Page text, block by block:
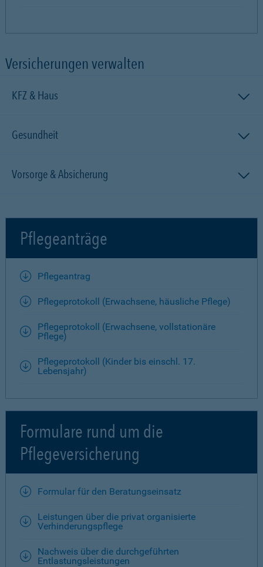
Versicherungen verwalten
KFZ & Haus
Gesundheit
Vorsorge & Absicherung
Pflegeanträge
Pflegeantrag
Pflegeprotokoll (Erwachsene, häusliche Pflege)
Pflegeprotokoll (Erwachsene, vollstationäre
Pflege)
Pflegeprotokoll (Kinder bis einschl. 17.
Lebensjahr)
Formulare rund um die
Pflegeversicherung
Formular für den Beratungseinsatz
Leistungen über die privat organisierte
Verhinderungspflege
Nachweis über die durchgeführten
Entlastungsleistungen